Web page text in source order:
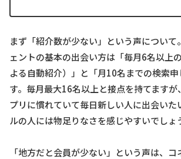
まず「紹介数が少ない」という声について
ェントの基本の出会い方は「毎月6名以上
よる自動紹介）」と「月10名までの検索
す。毎月最大16名以上と接点を持てますが
プリに慣れていて毎日新しい人に出会いた
ルの人には物足りなさを感じやすいでしょ
「地方だと会員が少ない」という声は、